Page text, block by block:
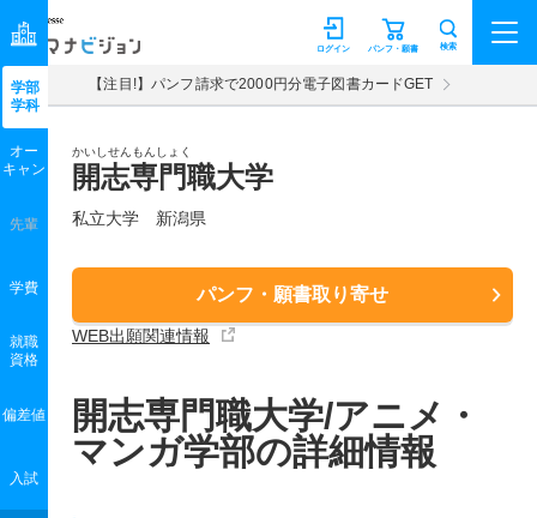
マナビジョン パンフ・願書
ログイン 検索
【注目!】パンフ請求で2000円分電子図書カードGET
かいしせんもんしょく
開志専門職大学
私立大学 新潟県
パンフ・願書取り寄せ
WEB出願関連情報
学部
学科
オー
キャン
先輩
学費
就職
資格
偏差値
入試
開志専門職大学/アニメ・
マンガ学部の詳細情報